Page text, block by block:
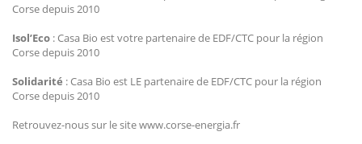
Corse depuis 2010
Isol’Eco : Casa Bio est votre partenaire de EDF/CTC pour la région
Corse depuis 2010
Solidarité : Casa Bio est LE partenaire de EDF/CTC pour la région
Corse depuis 2010
Retrouvez-nous sur le site www.corse-energia.fr